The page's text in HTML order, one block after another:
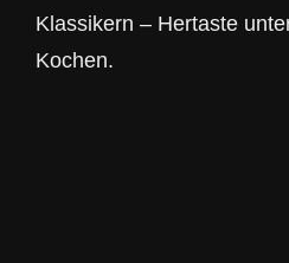
Klassikern – Hertaste
Kochen.